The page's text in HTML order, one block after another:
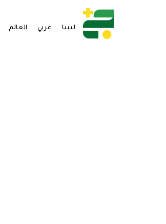
ليبيا عربي العالم